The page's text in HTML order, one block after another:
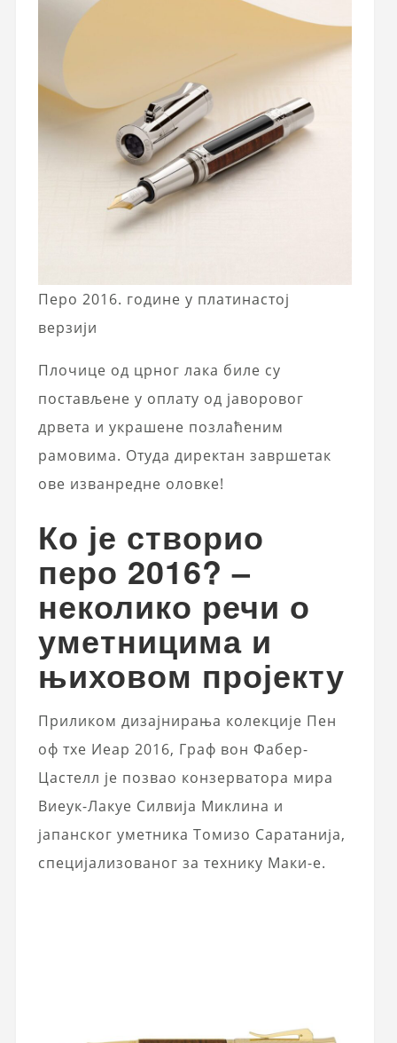
Перо 2016. године у платинастој
верзији
Плочице од црног лака биле су
постављене у оплату од јаворовог
дрвета и украшене позлаћеним
рамовима. Отуда директан завршетак
ове изванредне оловке!
Ко је створио
перо 2016? –
неколико речи о
уметницима и
њиховом пројекту
Приликом дизајнирања колекције Пен
оф тхе Иеар 2016, Граф вон Фабер-
Цастелл је позвао конзерватора мира
Виеук-Лакуе Силвија Миклина и
јапанског уметника Томизо Саратанија,
специјализованог за технику Маки-е.